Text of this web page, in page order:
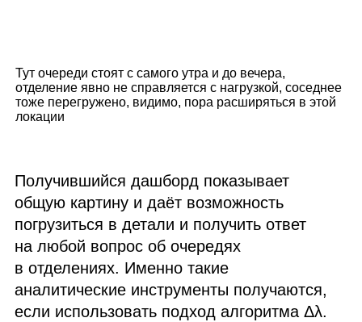
Тут очереди стоят с самого утра и до вечера,
отделение явно не справляется с нагрузкой, соседнее
тоже перегружено, видимо, пора расширяться в этой
локации
Получившийся дашборд показывает
общую картину и даёт возможность
погрузиться в детали и получить ответ
на любой вопрос об очередях
в отделениях. Именно такие
аналитические инструменты получаются,
если использовать подход алгоритма Δλ.